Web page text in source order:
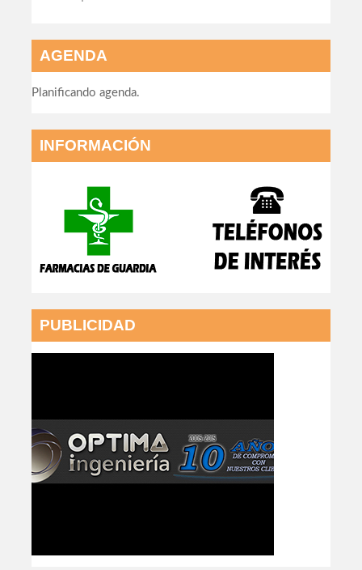
AGENDA
Planificando agenda.
INFORMACIÓN
PUBLICIDAD